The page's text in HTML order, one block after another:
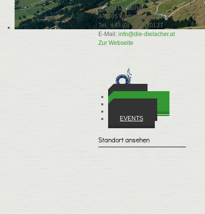
WIRTSCHAFT
EVENTS
Sybille Dielacher
A-6365 Kirchberg in Tirol
Tel.: +43 (0) 5357 20137
E-Mail: info@die-dielacher.at
Zur Webseite
Standort ansehen